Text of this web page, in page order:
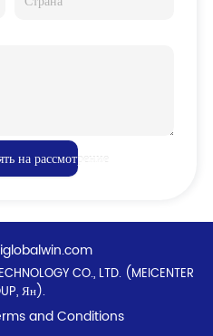
на рассмотрение
CO., LTD. (MEICENTER
Ян).
and Conditions